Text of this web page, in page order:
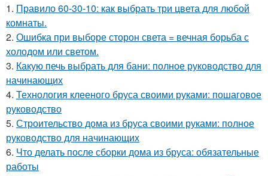
1. Правило 60-30-10: как выбрать три цвета для любой
комнаты.
2. Ошибка при выборе сторон света = вечная борьба с
холодом или светом.
3. Какую печь выбрать для бани: полное руководство для
начинающих
4. Технология клееного бруса своими руками: пошаговое
руководство
5. Строительство дома из бруса своими руками: полное
руководство для начинающих
6. Что делать после сборки дома из бруса: обязательные
работы